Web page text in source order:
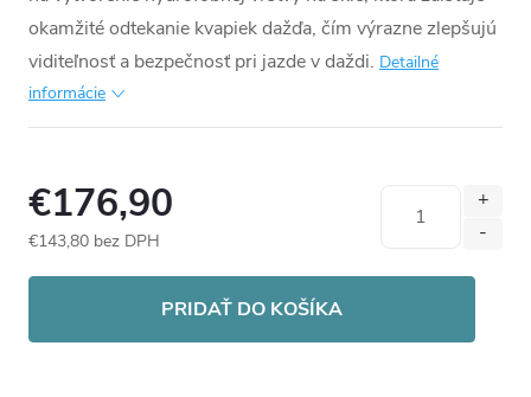
okamžité odtekanie kvapiek dažďa, čím výrazne zlepšujú
viditeľnosť a bezpečnosť pri jazde v daždi. Detailné
informácie
€176,90
€143,80 bez DPH
PRIDAŤ DO KOŠÍKA